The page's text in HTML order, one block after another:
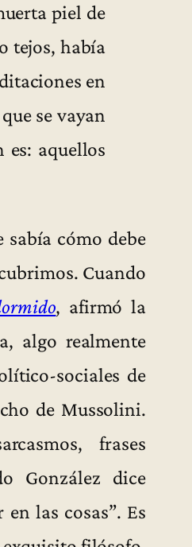
piel de
tejos, había
en
se vayan
es: aquellos
sabía cómo debe
Cuando
, afirmó la
algo realmente
sociales de
de Mussolini.
frases
González dice
las cosas”. Es